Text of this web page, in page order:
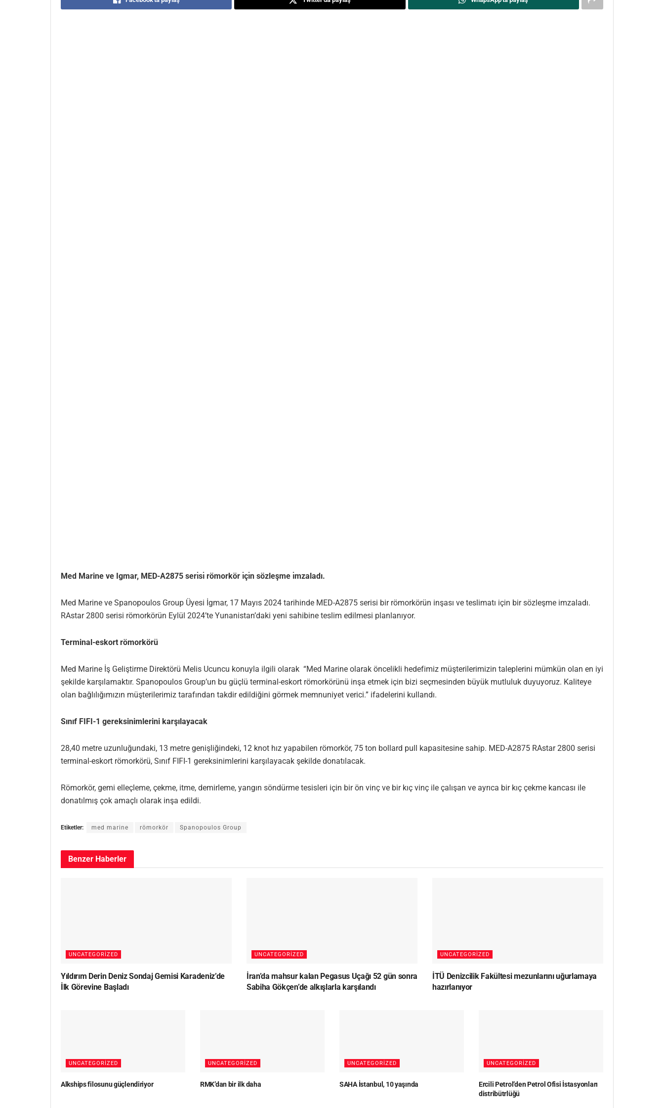
Med Marine ve Igmar, MED-A2875 serı̇sı̇ römorkör ı̇çı̇n sözleşme ı̇mzaladı.
Med Marine ve Spanopoulos Group Üyesi İgmar, 17 Mayıs 2024 tarihinde MED-A2875 serisi bir römorkörün inşası ve teslimatı için bir sözleşme imzaladı.
RAstar 2800 serisi römorkörün Eylül 2024’te Yunanistan’daki yeni sahibine teslim edilmesi planlanıyor.
Terminal-eskort römorkörü
Med Marine İş Geliştirme Direktörü Melis Ucuncu konuyla ilgili olarak “Med Marine olarak öncelikli hedefimiz müşterilerimizin taleplerini mümkün olan en iyi
şekilde karşılamaktır. Spanopoulos Group’un bu güçlü terminal-eskort römorkörünü inşa etmek için bizi seçmesinden büyük mutluluk duyuyoruz. Kaliteye
olan bağlılığımızın müşterilerimiz tarafından takdir edildiğini görmek memnuniyet verici.” ifadelerini kullandı.
Sınıf FIFI-1 gereksinimlerini karşılayacak
28,40 metre uzunluğundaki, 13 metre genişliğindeki, 12 knot hız yapabilen römorkör, 75 ton bollard pull kapasitesine sahip. MED-A2875 RAstar 2800 serisi
terminal-eskort römorkörü, Sınıf FIFI-1 gereksinimlerini karşılayacak şekilde donatılacak.
Römorkör, gemi elleçleme, çekme, itme, demirleme, yangın söndürme tesisleri için bir ön vinç ve bir kıç vinç ile çalışan ve ayrıca bir kıç çekme kancası ile
donatılmış çok amaçlı olarak inşa edildi.
Etiketler: med marine römorkör Spanopoulos Group
Benzer Haberler
UNCATEGORIZED
Yıldırım Derin Deniz Sondaj Gemisi Karadeniz’de
İlk Görevine Başladı
UNCATEGORIZED
İran’da mahsur kalan Pegasus Uçağı 52 gün sonra
Sabiha Gökçen’de alkışlarla karşılandı
UNCATEGORIZED
İTÜ Denizcilik Fakültesi mezunlarını uğurlamaya
hazırlanıyor
UNCATEGORIZED
Alkships filosunu güçlendiriyor
UNCATEGORIZED
RMK’dan bir ilk daha
UNCATEGORIZED
SAHA İstanbul, 10 yaşında
UNCATEGORIZED
Ercili Petrol’den Petrol Ofisi İstasyonları
distribütrlüğü